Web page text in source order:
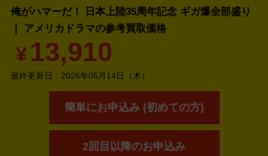
俺がハマーだ！ 日本上陸35周年記念 ギガ爆全部盛り
｜ アメリカドラマの参考買取価格
¥ 13,910
最終更新日： 2026年05月14日（木）
簡単にお申込み (初めての方)
2回目以降のお申込み